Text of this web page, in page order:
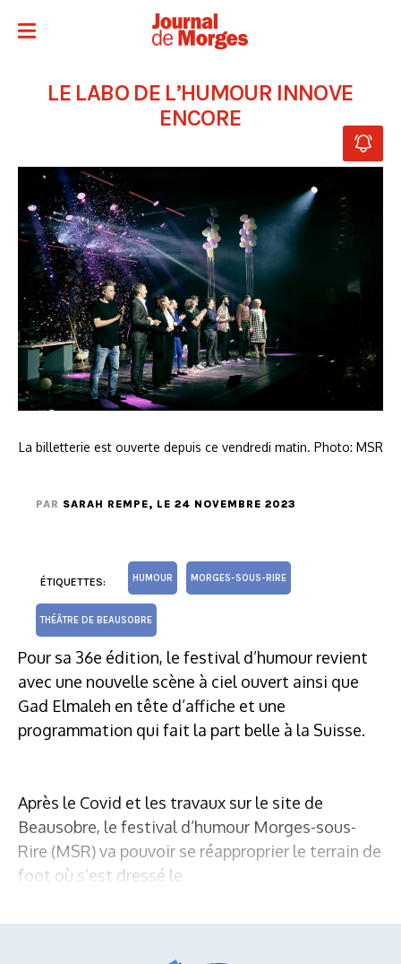
LE LABO DE L’HUMOUR INNOVE
ENCORE
La billetterie est ouverte depuis ce vendredi matin. Photo: MSR
PAR SARAH REMPE, LE 24 NOVEMBRE 2023
ÉTIQUETTES: HUMOUR MORGES-SOUS-RIRE
THÉÂTRE DE BEAUSOBRE
Pour sa 36e édition, le festival d’humour revient
avec une nouvelle scène à ciel ouvert ainsi que
Gad Elmaleh en tête d’affiche et une
programmation qui fait la part belle à la Suisse.
Après le Covid et les travaux sur le site de
Beausobre, le festival d’humour Morges-sous-
Rire (MSR) va pouvoir se réapproprier le terrain de
foot où s’est dressé le